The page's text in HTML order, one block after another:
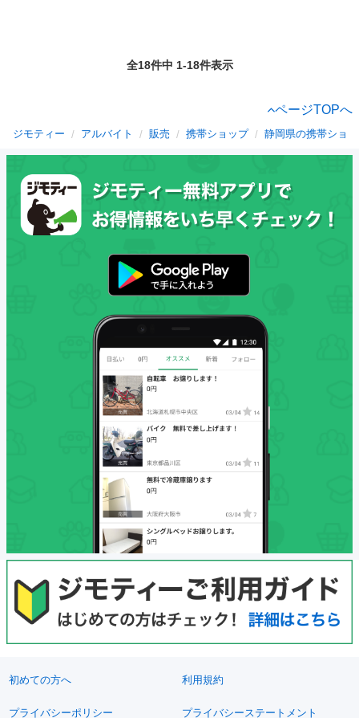
全18件中 1-18件表示
ページTOPへ
ジモティー アルバイト 販売 携帯ショップ 静岡県の携帯ショ
初めての方へ 利用規約
プライバシーポリシー プライバシーステートメント